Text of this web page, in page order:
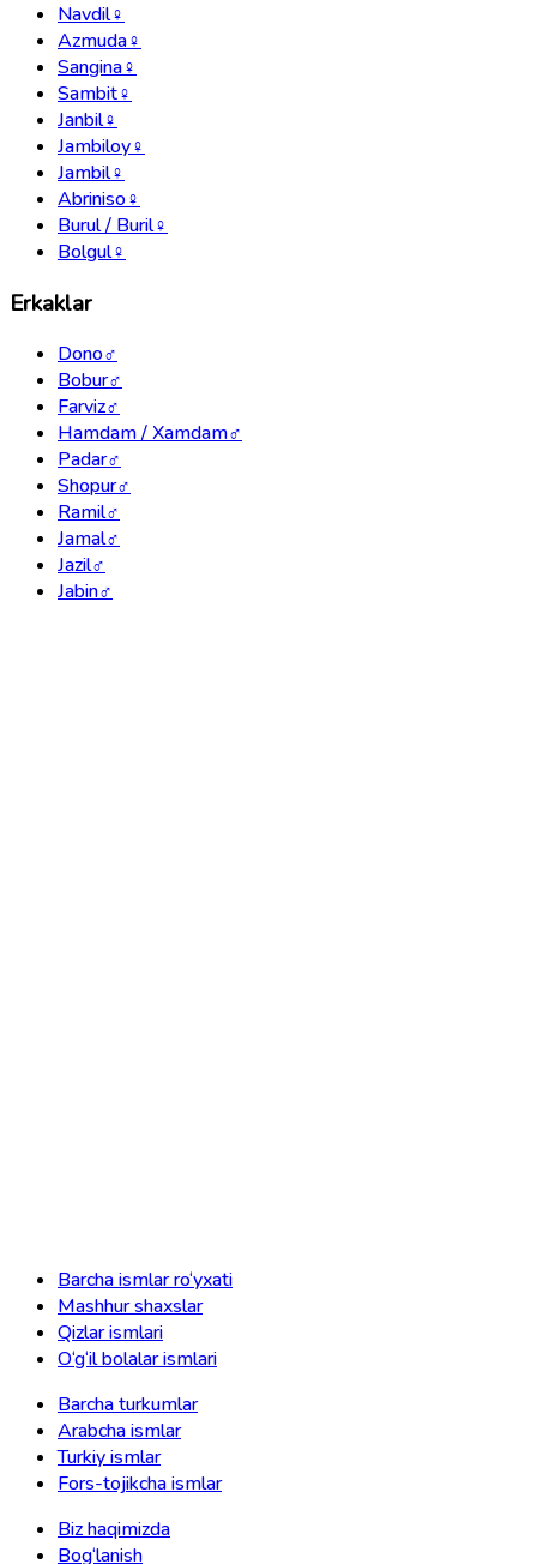
Navdil♀
Azmuda♀
Sangina♀
Sambit♀
Janbil♀
Jambiloy♀
Jambil♀
Abriniso♀
Burul / Buril♀
Bolgul♀
Erkaklar
Dono♂
Bobur♂
Farviz♂
Hamdam / Xamdam♂
Padar♂
Shopur♂
Ramil♂
Jamal♂
Jazil♂
Jabin♂
Barcha ismlar ro‘yxati
Mashhur shaxslar
Qizlar ismlari
O‘g‘il bolalar ismlari
Barcha turkumlar
Arabcha ismlar
Turkiy ismlar
Fors-tojikcha ismlar
Biz haqimizda
Bog‘lanish